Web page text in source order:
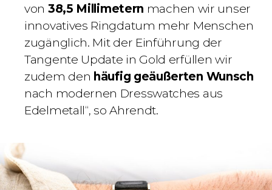
von 38,5 Millimetern machen wir unser
innovatives Ringdatum mehr Menschen
zugänglich. Mit der Einführung der
Tangente Update in Gold erfüllen wir
zudem den häufig geäußerten Wunsch
nach modernen Dresswatches aus
Edelmetall“, so Ahrendt.